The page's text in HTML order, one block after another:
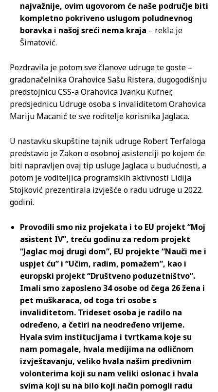
najvažnije, ovim ugovorom će naše područje biti
kompletno pokriveno uslugom poludnevnog
boravka i našoj sreći nema kraja – rekla je
Šimatović.
Pozdravila je potom sve članove udruge te goste –
gradonačelnika Orahovice Sašu Ristera, dugogodišnju
predstojnicu CSS-a Orahovica Ivanku Kufner,
predsjednicu Udruge osoba s invaliditetom Orahovica
Mariju Macanić te sve roditelje korisnika Jaglaca.
U nastavku skupštine tajnik udruge Robert Terfaloga
predstavio je Zakon o osobnoj asistenciji po kojem će
biti napravljen ovaj tip usluge Jaglaca u budućnosti, a
potom je voditeljica programskih aktivnosti Lidija
Stojković prezentirala izvješće o radu udruge u 2022.
godini.
Provodili smo niz projekata i to EU projekt “Moj
asistent IV”, treću godinu za redom projekt
“Jaglac moj drugi dom”, EU projekte “Nauči me i
uspjet ću” i “Učim, radim, pomažem”, kao i
europski projekt “Društveno poduzetništvo”.
Imali smo zaposleno 34 osobe od čega 26 žena i
pet muškaraca, od toga tri osobe s
invaliditetom. Trideset osoba je radilo na
određeno, a četiri na neodređeno vrijeme.
Hvala svim institucijama i tvrtkama koje su
nam pomagale, hvala medijima na odličnom
izvještavanju, veliko hvala našim predivnim
volonterima koji su nam veliki oslonac i hvala
svima koji su na bilo koji način pomogli radu